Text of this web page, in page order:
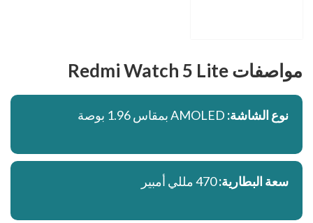
مواصفات Redmi Watch 5 Lite
نوع الشاشة:
سعة البطارية:470 مللي أمبير